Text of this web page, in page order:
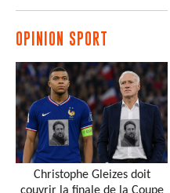
OPINION SPORT
Christophe Gleizes doit